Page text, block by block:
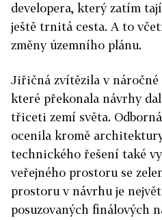
developera, který zatím
ještě trnitá cesta. A to
změny územního plánu.
Jiřičná zvítězila v náročné
které překonala návrhy
třiceti zemí světa.
ocenila kromě
technického řešení také
veřejného prostoru se
prostoru v návrhu je
posuzovaných finálových